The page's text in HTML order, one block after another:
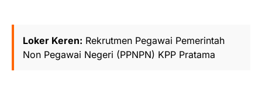
Loker Keren: Rekrutmen Pegawai Pemerintah
Non Pegawai Negeri (PPNPN) KPP Pratama